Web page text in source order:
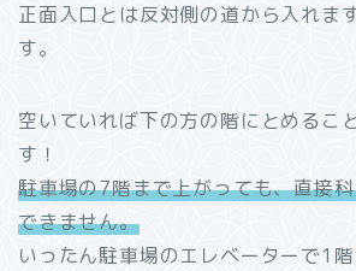
正面入口とは反対側の道から入れま
す。
空いていれば下の方の階にとめるこ
す！
駐車場の7階まで上がっても、直接
できません。
いったん駐車場のエレベーターで1